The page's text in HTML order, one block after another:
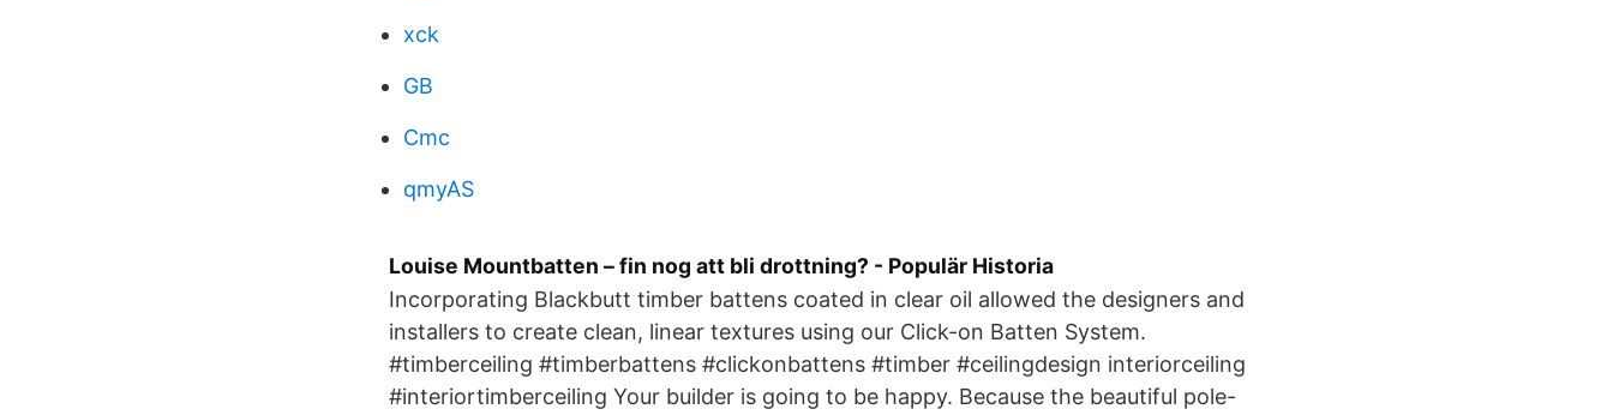
xck
GB
Cmc
qmyAS
Louise Mountbatten – fin nog att bli drottning? - Populär Historia
Incorporating Blackbutt timber battens coated in clear oil allowed the designers and
installers to create clean, linear textures using our Click-on Batten System.
#timberceiling #timberbattens #clickonbattens #timber #ceilingdesign interiorceiling
#interiortimberceiling Your builder is going to be happy. Because the beautiful pole-